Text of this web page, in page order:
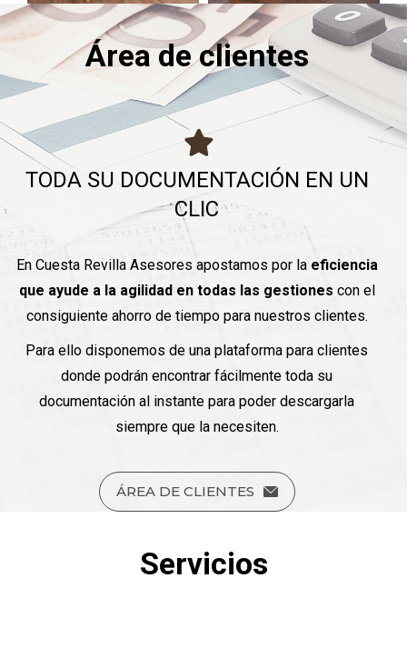
Área de clientes
TODA SU DOCUMENTACIÓN EN UN
CLIC
En Cuesta Revilla Asesores apostamos por la eficiencia
que ayude a la agilidad en todas las gestiones con el
consiguiente ahorro de tiempo para nuestros clientes.
Para ello disponemos de una plataforma para clientes
donde podrán encontrar fácilmente toda su
documentación al instante para poder descargarla
siempre que la necesiten.
ÁREA DE CLIENTES
Servicios